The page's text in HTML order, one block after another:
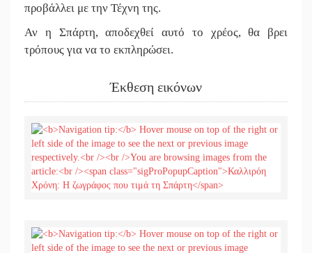
προβάλλει με την Τέχνη της.
Αν η Σπάρτη, αποδεχθεί αυτό το χρέος, θα βρει
τρόπους για να το εκπληρώσει.
Έκθεση εικόνων